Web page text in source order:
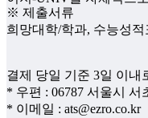
※ 제출서류
희망대학/학과, 수능성적
결제 당일 기준 3일 이내
* 우편 : 06787 서울시 서
* 이메일 : ats@ezro.co.kr